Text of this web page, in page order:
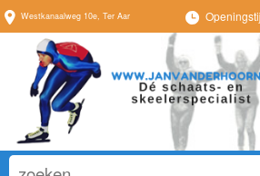
Westkanaalweg 10e, Ter Aar